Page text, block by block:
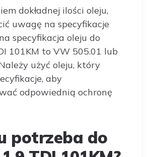
dokładnej ilości oleju,
uwagę na specyfikacje
specyfikacja oleju do
101KM to VW 505.01 lub
użyć oleju, który
aby
odpowiednią ochronę
potrzeba do